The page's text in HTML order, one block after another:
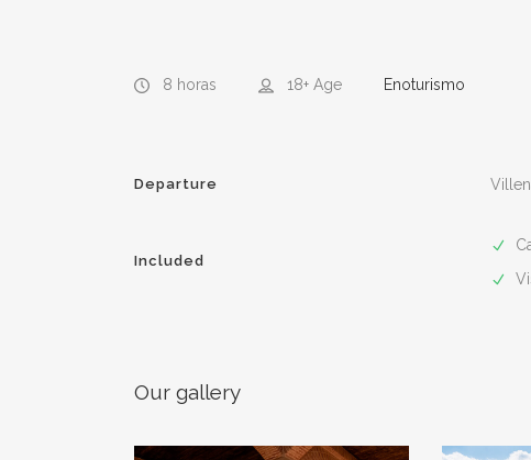
8 horas 18+ Age Enoturismo
Departure
Included
Our gallery